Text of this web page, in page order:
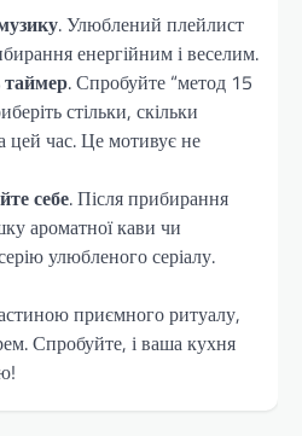
. Улюблений плейлист
енергійним і веселим.
таймер. Спробуйте “метод 15
стільки, скільки
цей час. Це мотивує не
себе. Після прибирання
ароматної кави чи
улюбленого серіалу.
приємного ритуалу,
Спробуйте, і ваша кухня